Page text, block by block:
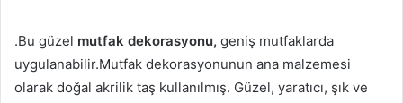
.Bu güzel mutfak dekorasyonu, geniş mutfaklarda
uygulanabilir.Mutfak dekorasyonunun ana malzemesi
olarak doğal akrilik taş kullanılmış. Güzel, yaratıcı, şık ve